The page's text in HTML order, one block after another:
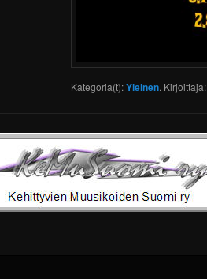
Kategoria(t):Yleinen. Kirjoittaja: